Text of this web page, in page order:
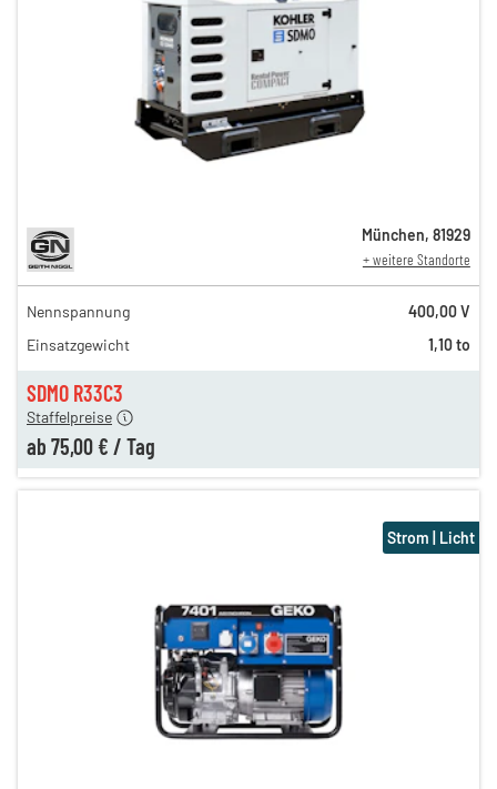
SDMO R33C3
95,00 €
85,00 €
Staffelpreise
ab 75,00 € / Tag
München, 81929
+ weitere Standorte
Nennspannung
400,00 V
Einsatzgewicht
1,10 to
Strom | Licht